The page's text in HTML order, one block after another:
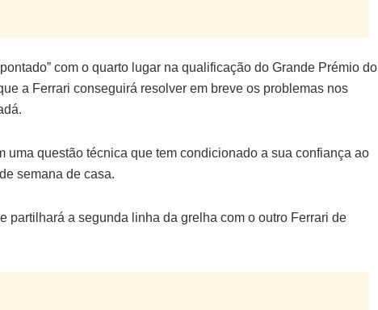
com o quarto lugar na qualificação do Grande Prémio do
a Ferrari conseguirá resolver em breve os problemas nos
uma questão técnica que tem condicionado a sua confiança ao
semana de casa.
partilhará a segunda linha da grelha com o outro Ferrari de